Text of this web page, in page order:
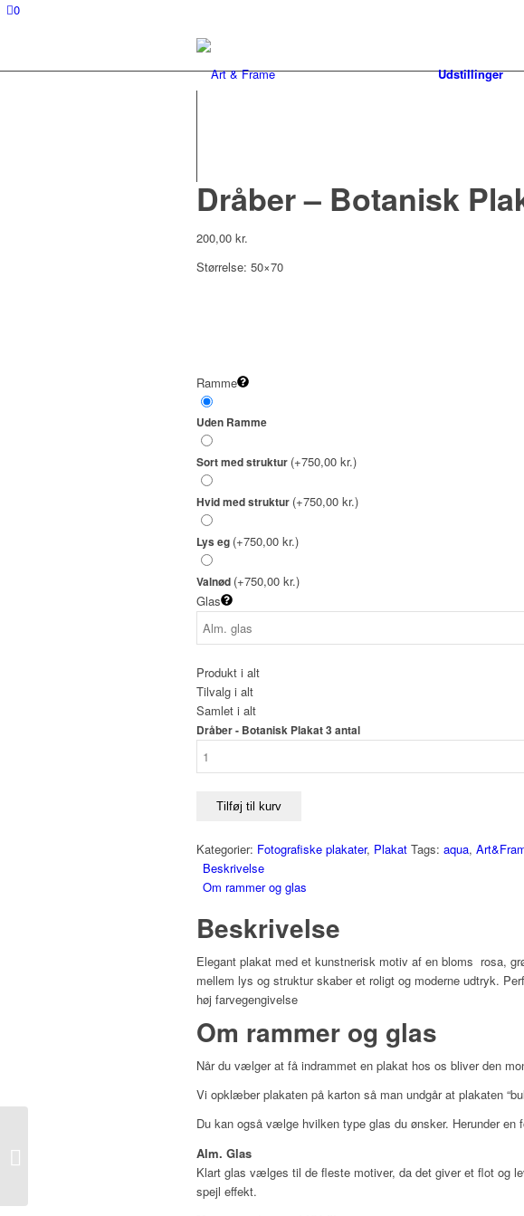
0
Udstillinger
Dråber – Botanisk
200,00 kr.
Størrelse: 50×70
Ramme
Uden Ramme
Sort med struktur (+750,00 kr.)
Hvid med struktur (+750,00 kr.)
Lys eg (+750,00 kr.)
Valnød (+750,00 kr.)
Glas
Produkt i alt
Tilvalg i alt
Samlet i alt
Dråber - Botanisk Plakat 3 antal
Tilføj til kurv
Kategorier: Fotografiske plakater, Plakat Tags: aqua,
Beskrivelse
Om rammer og glas
Beskrivelse
Elegant plakat med et kunstnerisk motiv af en bloms rosa,
mellem lys og struktur skaber et roligt og moderne udtryk.
høj farvegengivelse
Om rammer og glas
Når du vælger at få indrammet en plakat hos os bliver den
Vi opklæber plakaten på karton så man undgår at plakaten
Du kan også vælge hvilken type glas du ønsker. Herunder en
Alm. Glas
Klart glas vælges til de fleste motiver, da det giver et flot og
spejl effekt.